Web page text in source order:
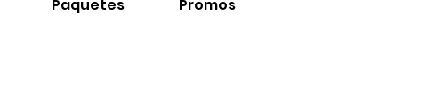
Paquetes Promos